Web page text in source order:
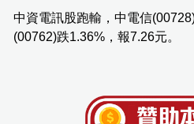
中資電訊股跑輸，中電信
(00762)跌1.36%，報7.26元。